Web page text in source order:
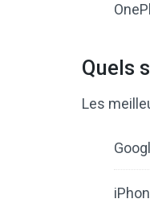
Quels
Les